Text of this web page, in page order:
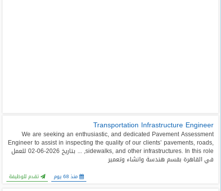
Transportation Infrastructure Engineer
We are seeking an enthusiastic, and dedicated Pavement Assessment
Engineer to assist in inspecting the quality of our clients’ pavements, roads,
sidewalks, and other infrastructures. In this role, ... بتاريخ 2026-06-02 للعمل
في القاهرة بقسم هندسة وانشاء وتعمير
منذ 68 يوم تقدم للوظيفة